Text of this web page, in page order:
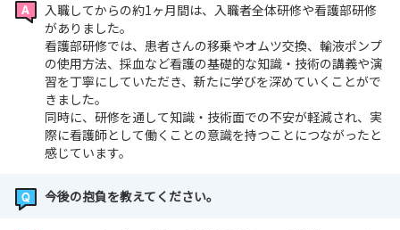
入職してからの約1ヶ月間は、入職者全体研修や看護部研修
がありました。
看護部研修では、患者さんの移乗やオムツ交換、輸液ポンプ
の使用方法、採血など看護の基礎的な知識・技術の講義や演
習を丁寧にしていただき、新たに学びを深めていくことがで
きました。
同時に、研修を通して知識・技術面での不安が軽減され、実
際に看護師として働くことの意識を持つことにつながったと
感じています。
今後の抱負を教えてください。